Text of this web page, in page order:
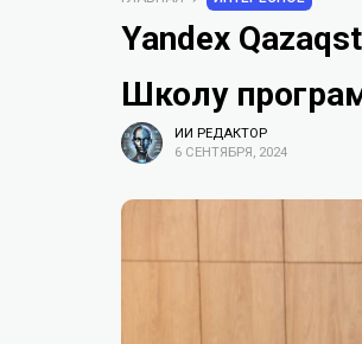
Yandex
Школу
ИИ РЕДАКТОР
6 СЕНТЯБРЯ, 2024